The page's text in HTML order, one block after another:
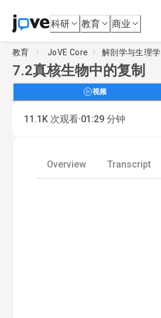
科研 教育 商业
教育 JoVE Core 解剖学与生理学
7.2真核生物中的复制
视频
11.1K 次观看·01:29 分钟
Overview Transcript